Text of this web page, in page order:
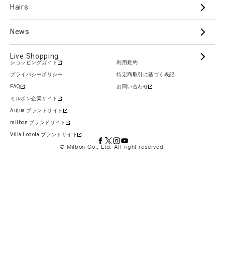
PJOLI
COLOR GADGET ALANOUS
Cosmetics
Beauty Care
Hairs
News
Live Shopping
ショッピングガイド
プライバシーポリシー
FAQ
ミルボン企業サイト
Aujua ブランドサイト
milbon ブランドサイト
Villa Lodola ブランドサイト
利用規約
特定商取引に基づく表記
お問い合わせ
© Milbon Co., Ltd. All right reserved.